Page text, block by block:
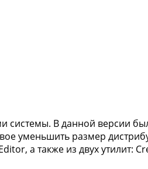
системы. В данной версии
уменьшить размер
а также из двух утилит: